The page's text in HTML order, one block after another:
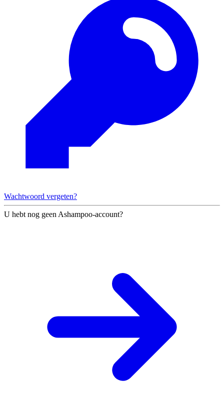
Wachtwoord vergeten?
U hebt nog geen Ashampoo-account?